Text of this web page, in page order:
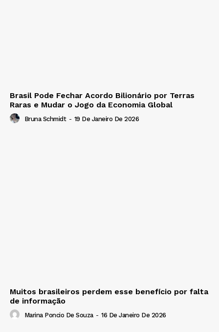
Brasil Pode Fechar Acordo Bilionário por Terras
Raras e Mudar o Jogo da Economia Global
Bruna Schmidt - 19 De Janeiro De 2026
Muitos brasileiros perdem esse benefício por falta
de informação
Marina Poncio De Souza - 16 De Janeiro De 2026